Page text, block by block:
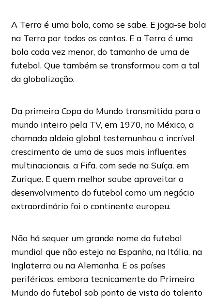
A Terra é uma bola, como se sabe. E joga-se bola
na Terra por todos os cantos. E a Terra é uma
bola cada vez menor, do tamanho de uma de
futebol. Que também se transformou com a tal
da globalização.
Da primeira Copa do Mundo transmitida para o
mundo inteiro pela TV, em 1970, no México, a
chamada aldeia global testemunhou o incrível
crescimento de uma de suas mais influentes
multinacionais, a Fifa, com sede na Suíça, em
Zurique. E quem melhor soube aproveitar o
desenvolvimento do futebol como um negócio
extraordinário foi o continente europeu.
Não há sequer um grande nome do futebol
mundial que não esteja na Espanha, na Itália, na
Inglaterra ou na Alemanha. E os países
periféricos, embora tecnicamente do Primeiro
Mundo do futebol sob ponto de vista do talento